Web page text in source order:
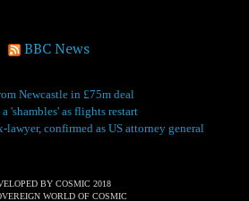
BBC News
Newcastle in £75m deal
'shambles' as flights restart
lawyer, confirmed as US attorney general
BY COSMIC 2018
WORLD OF COSMIC